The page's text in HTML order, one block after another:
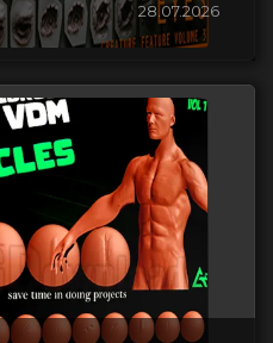
28.07.2026